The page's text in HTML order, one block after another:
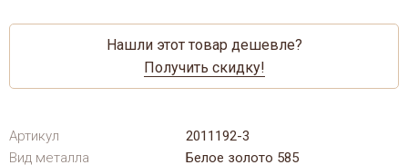
Нашли этот товар дешевле?
Получить скидку!
Артикул
2011192-3
Вид металла
Белое золото 585